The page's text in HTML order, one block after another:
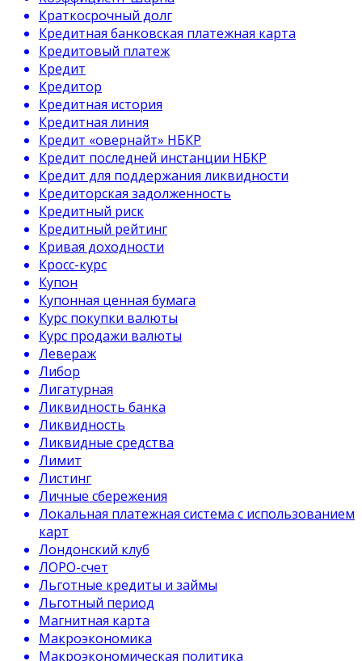
Краткосрочный долг
Кредитная банковская платежная карта
Кредитовый платеж
Кредит
Кредитор
Кредитная история
Кредитная линия
Кредит «овернайт» НБКР
Кредит последней инстанции НБКР
Кредит для поддержания ликвидности
Кредиторская задолженность
Кредитный риск
Кредитный рейтинг
Кривая доходности
Кросс-курс
Купон
Купонная ценная бумага
Курс покупки валюты
Курс продажи валюты
Левераж
Либор
Лигатурная
Ликвидность банка
Ликвидность
Ликвидные средства
Лимит
Листинг
Личные сбережения
Локальная платежная система с использованием
карт
Лондонский клуб
ЛОРО-счет
Льготные кредиты и займы
Льготный период
Магнитная карта
Макроэкономика
Макроэкономическая политика